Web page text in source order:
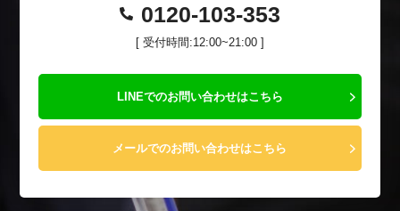
0120-103-353
[ 受付時間:12:00~21:00 ]
LINEでのお問い合わせはこちら
メールでのお問い合わせはこちら